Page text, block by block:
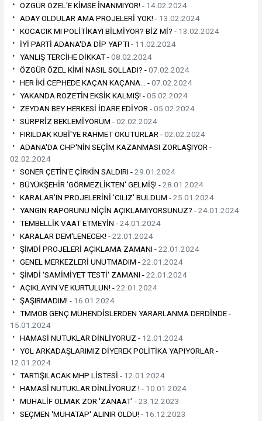
ÖZGÜR ÖZEL'E KİMSE İNANMIYOR! - 14.02.2024
ADAY OLDULAR AMA PROJELERİ YOK! - 13.02.2024
KOCACIK MI POLİTİKAYI BİLMİYOR? BİZ Mİ? - 13.02.2024
İYİ PARTİ ADANA'DA DİP YAPTI - 11.02.2024
YANLIŞ TERCİHE DİKKAT -08.02.2024
ÖZGÜR ÖZEL KİMİ NASIL SOLLADI? -07.02.2024
HER İKİ CEPHEDE KAÇAN KAÇANA… -07.02.2024
YAKANDA ROZETİN EKSİK KALMIŞ! -05.02.2024
ZEYDAN BEY HERKESİ İDARE EDİYOR -05.02.2024
SÜRPRİZ BEKLEMİYORUM -02.02.2024
FIRILDAK KUBİ'YE RAHMET OKUTURLAR -02.02.2024
ADANA'DA CHP'NİN SEÇİM KAZANMASI ZORLAŞIYOR -
02.02.2024
SONER ÇETİN'E ÇİRKİN SALDIRI -29.01.2024
BÜYÜKŞEHİR 'GÖRMEZLİKTEN' GELMİŞ! -28.01.2024
KARALAR'IN PROJELERİNİ 'CILIZ' BULDUM -25.01.2024
YANGIN RAPORUNU NİÇİN AÇIKLAMIYORSUNUZ? -24.01.2024
TEMBELLİK VAAT ETMEYİN -24.01.2024
KARALAR DEM'LENECEK! -22.01.2024
ŞİMDİ PROJELERİ AÇIKLAMA ZAMANI -22.01.2024
GENEL MERKEZLERİ UNUTMADIM -22.01.2024
ŞİMDİ 'SAMİMİYET TESTİ' ZAMANI -22.01.2024
AÇIKLAYIN VE KURTULUN! -22.01.2024
ŞAŞIRMADIM! - 16.01.2024
TMMOB GENÇ MÜHENDİSLERDEN YARARLANMA DERDİNDE -
15.01.2024
HAMASİ NUTUKLAR DİNLİYORUZ - 12.01.2024
YOL ARKADAŞLARIMIZ DİYEREK POLİTİKA YAPIYORLAR -
12.01.2024
TARTIŞILACAK MHP LİSTESİ - 12.01.2024
HAMASİ NUTUKLAR DİNLİYORUZ ! - 10.01.2024
MUHALİF OLMAK ZOR 'ZANAAT' -23.12.2023
SEÇMEN 'MUHATAP' ALINIR OLDU! - 16.12.2023